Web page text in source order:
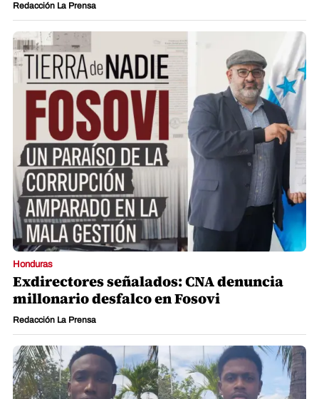
Redacción La Prensa
Honduras
Exdirectores señalados: CNA denuncia
millonario desfalco en Fosovi
Redacción La Prensa